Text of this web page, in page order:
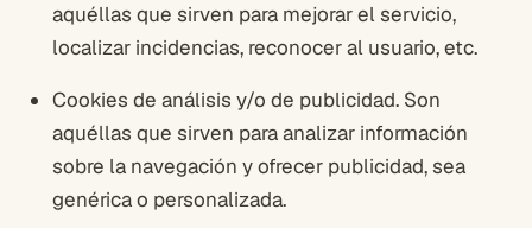
aquéllas que sirven para mejorar el servicio,
localizar incidencias, reconocer al usuario, etc.
Cookies de análisis y/o de publicidad. Son
aquéllas que sirven para analizar información
sobre la navegación y ofrecer publicidad, sea
genérica o personalizada.